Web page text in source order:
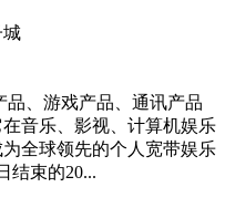
城
、游戏产品、通讯产品
音乐、影视、计算机娱乐
全球领先的个人宽带娱乐
结束的20...